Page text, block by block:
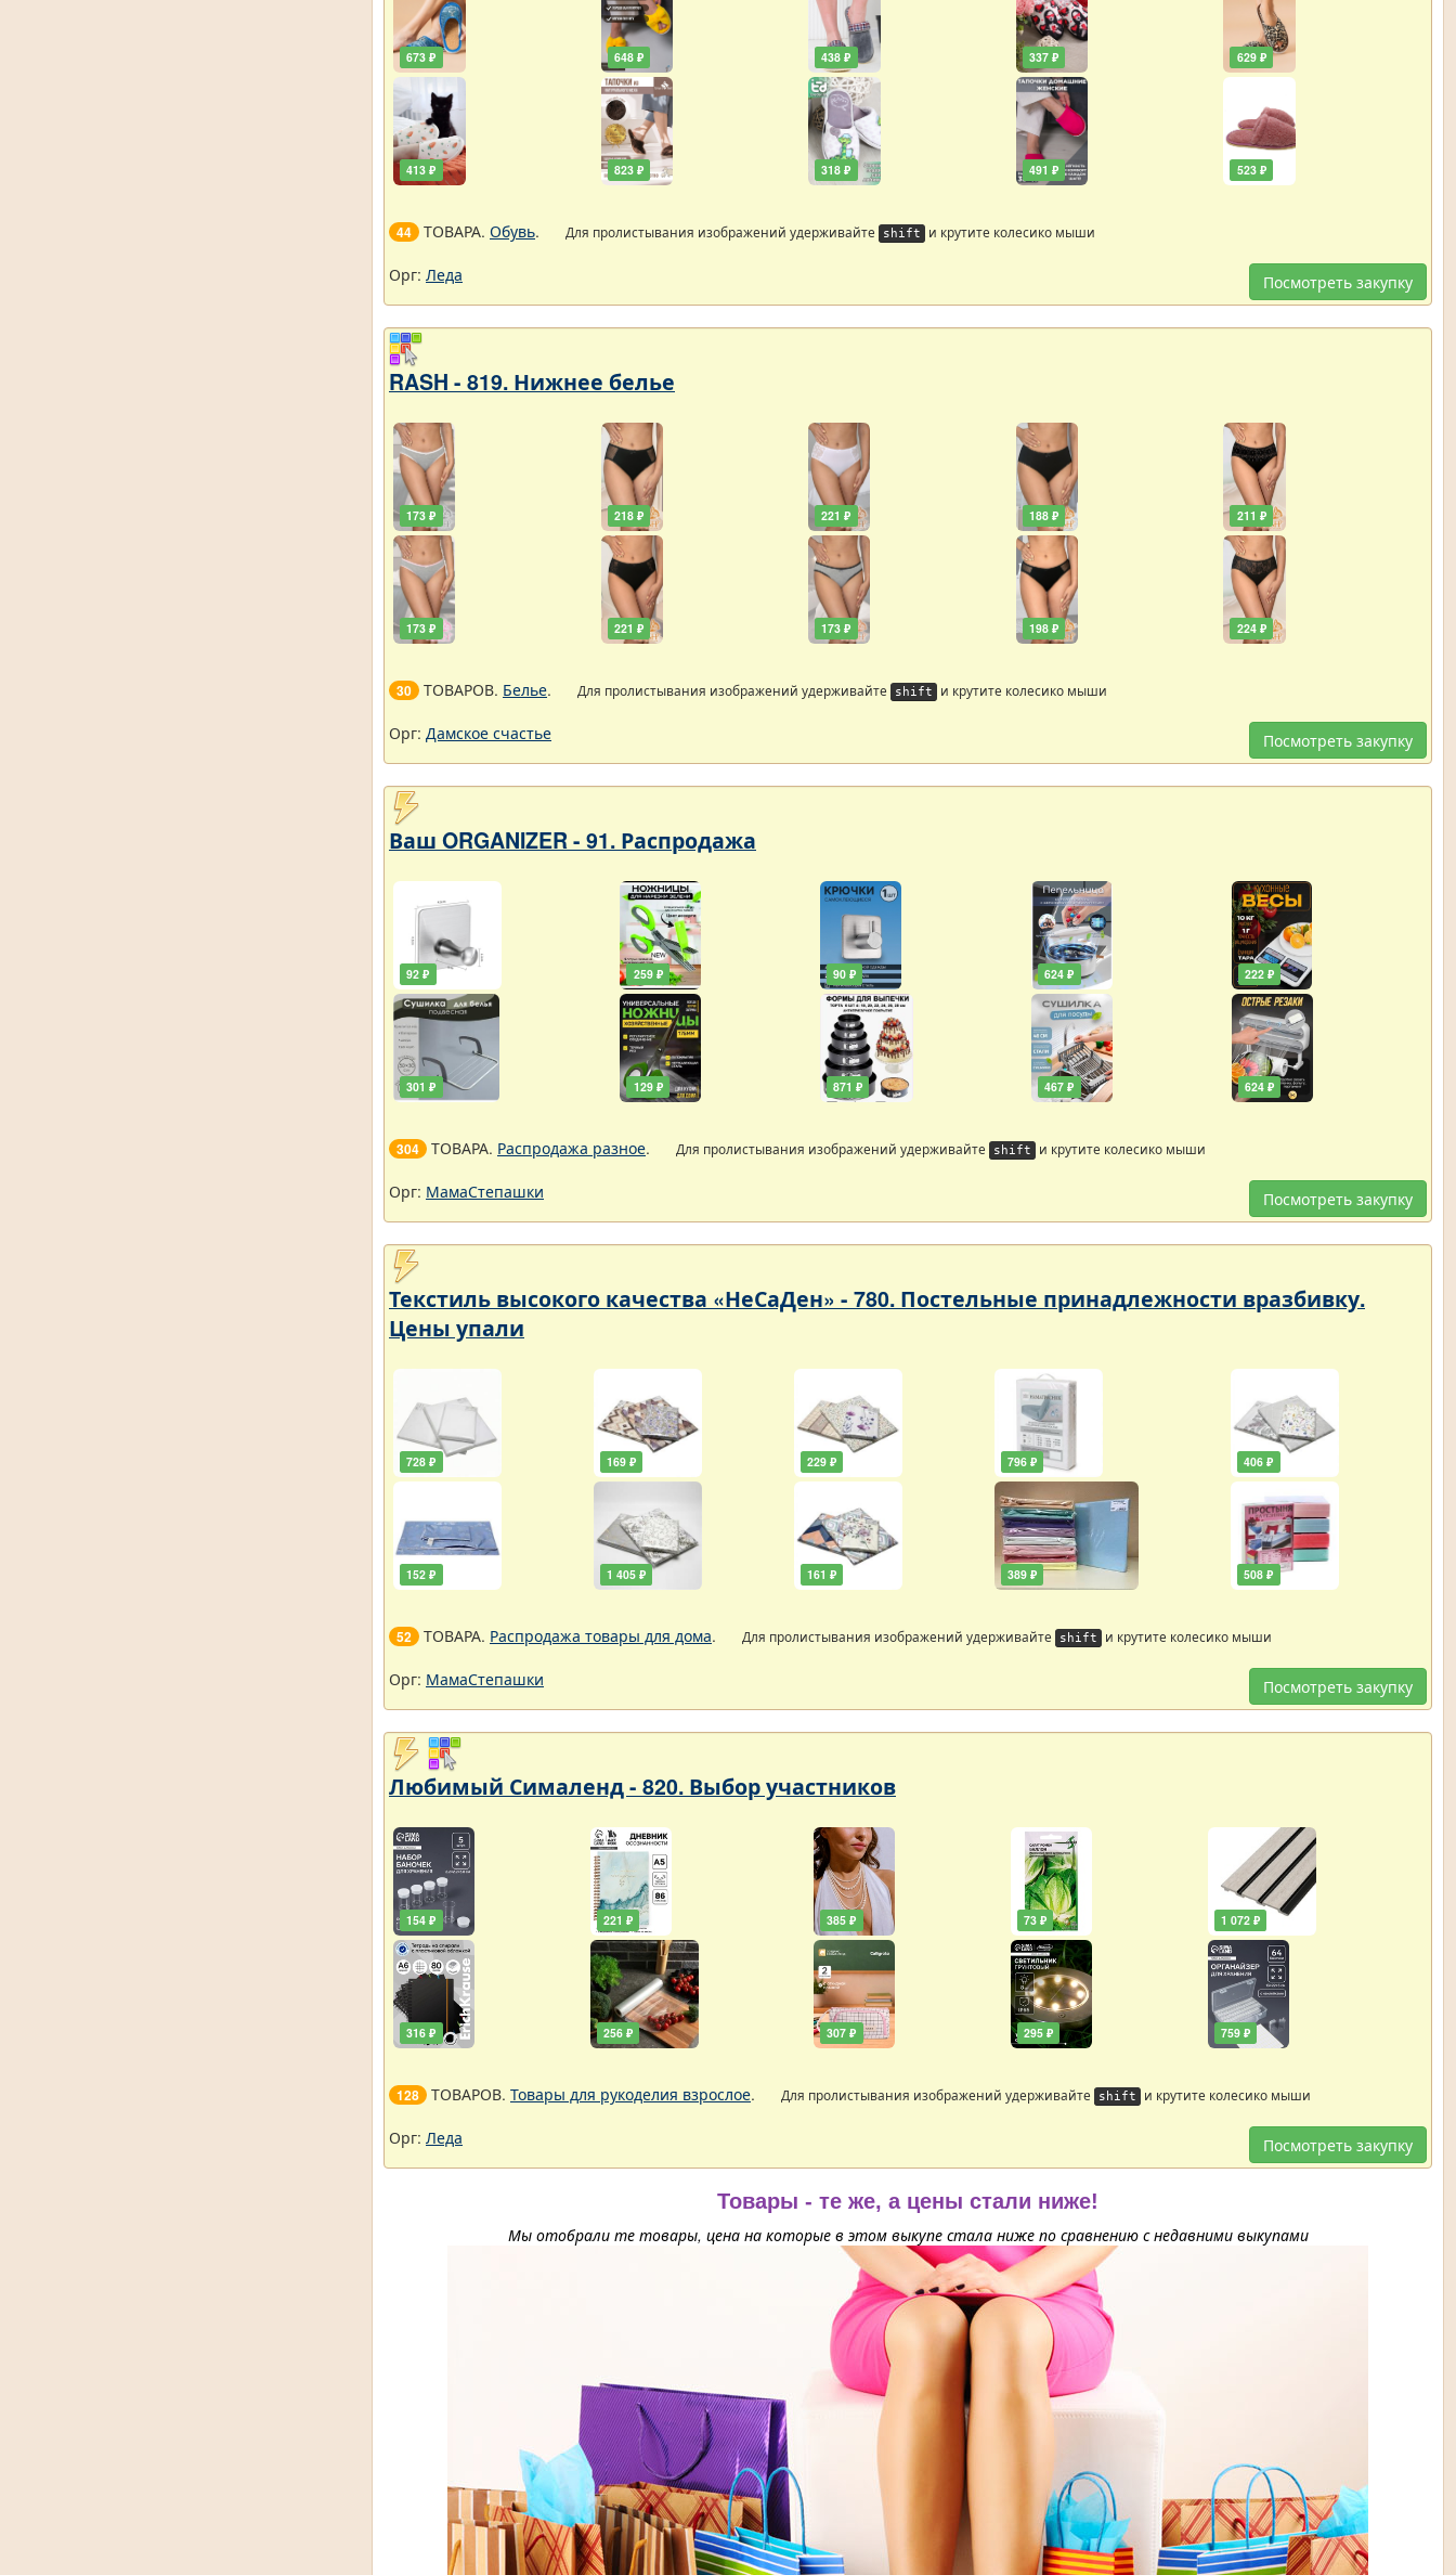
673 ₽
413 ₽
648 ₽
823 ₽
438 ₽
318 ₽
337 ₽
491 ₽
629 ₽
523 ₽
44 ТОВАРА. Обувь. Для пролистывания изображений удерживайте shift и крутите колесико мыши
Посмотреть закупку
Орг: Леда
RASH - 819. Нижнее белье
173 ₽
173 ₽
218 ₽
221 ₽
221 ₽
173 ₽
188 ₽
198 ₽
211 ₽
224 ₽
30 ТОВАРОВ. Белье. Для пролистывания изображений удерживайте shift и крутите колесико мыши
Посмотреть закупку
Орг: Дамское счастье
Ваш ORGANIZER - 91. Распродажа
92 ₽
301 ₽
259 ₽
129 ₽
90 ₽
871 ₽
624 ₽
467 ₽
222 ₽
624 ₽
304 ТОВАРА. Распродажа разное. Для пролистывания изображений удерживайте shift и крутите колесико мыши
Посмотреть закупку
Орг: МамаСтепашки
Текстиль высокого качества «НеСаДен» - 780. Постельные принадлежности вразбивку.
Цены упали
728 ₽
152 ₽
169 ₽
1 405 ₽
229 ₽
161 ₽
796 ₽
389 ₽
406 ₽
508 ₽
52 ТОВАРА. Распродажа товары для дома. Для пролистывания изображений удерживайте shift и крутите колесико мыши
Посмотреть закупку
Орг: МамаСтепашки
Любимый Сималенд - 820. Выбор участников
154 ₽
316 ₽
221 ₽
256 ₽
385 ₽
307 ₽
73 ₽
295 ₽
1 072 ₽
759 ₽
128 ТОВАРОВ. Товары для рукоделия взрослое. Для пролистывания изображений удерживайте shift и крутите колесико мыши
Посмотреть закупку
Орг: Леда
Товары - те же, а цены стали ниже!
Мы отобрали те товары, цена на которые в этом выкупе стала ниже по сравнению с недавними выкупами